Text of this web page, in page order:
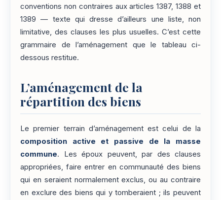
conventions non contraires aux articles 1387, 1388 et
1389 — texte qui dresse d’ailleurs une liste, non
limitative, des clauses les plus usuelles. C’est cette
grammaire de l’aménagement que le tableau ci-
dessous restitue.
L’aménagement de la
répartition des biens
Le premier terrain d’aménagement est celui de la
composition active et passive de la masse
commune. Les époux peuvent, par des clauses
appropriées, faire entrer en communauté des biens
qui en seraient normalement exclus, ou au contraire
en exclure des biens qui y tomberaient ; ils peuvent